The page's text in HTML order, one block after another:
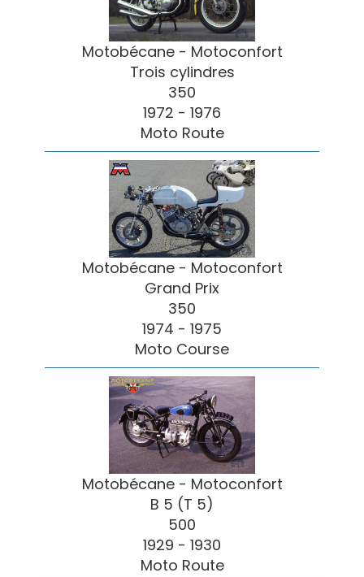
Motobécane - Motoconfort
Trois cylindres
350
1972 - 1976
Moto Route
Motobécane - Motoconfort
Grand Prix
350
1974 - 1975
Moto Course
Motobécane - Motoconfort
B 5 (T 5)
500
1929 - 1930
Moto Route